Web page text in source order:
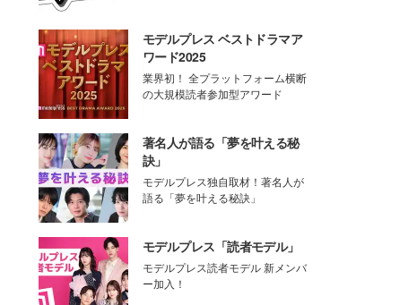
モデルプレス ベストドラマア
ワード2025
業界初！ 全プラットフォーム横断
の大規模読者参加型アワード
著名人が語る「夢を叶える秘
訣」
モデルプレス独自取材！著名人が
語る「夢を叶える秘訣」
モデルプレス「読者モデル」
モデルプレス読者モデル 新メンバ
ー加入！